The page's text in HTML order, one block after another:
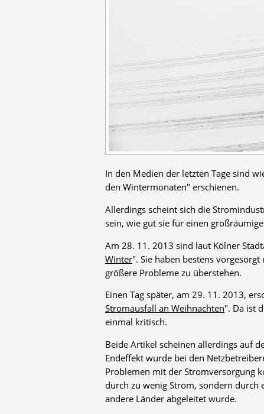
In den Medien der letzten Tage sind
den Wintermonaten" erschienen.
Allerdings scheint sich die
sein, wie gut sie für einen
Am 28. 11. 2013 sind laut Kölner
Winter". Sie haben bestens
größere Probleme zu überstehen.
Einen Tag später, am 29. 11. 2013,
Stromausfall an Weihnachten". Da ist
einmal kritisch.
Beide Artikel scheinen allerdings auf
Endeffekt wurde bei den
Problemen mit der Stromversorgung
durch zu wenig Strom, sondern durch
andere Länder abgeleitet wurde.